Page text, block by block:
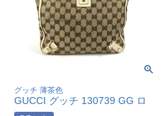
グッチ 薄茶色
GUCCI グッチ 130739 GG ロ
ゴ 肩掛け トートバッグ カバン